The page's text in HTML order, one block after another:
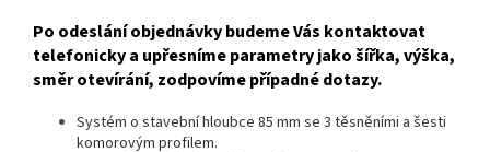
Po odeslání objednávky budeme Vás kontaktovat
telefonicky a upřesníme parametry jako šířka, výška,
směr otevírání, zodpovíme případné dotazy.
Systém o stavební hloubce 85 mm se 3 těsněními a šesti
komorovým profilem.